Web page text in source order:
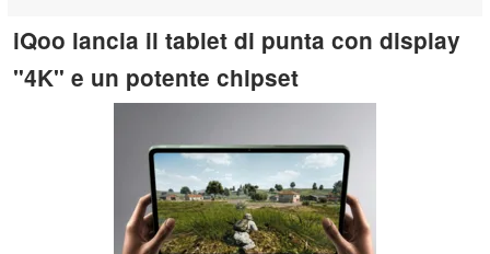
iQoo lancia il tablet di punta con display
"4K" e un potente chipset